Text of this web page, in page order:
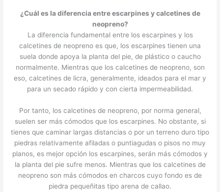
¿Cuál es la diferencia entre escarpines y calcetines de
neopreno?
La diferencia fundamental entre los escarpines y los
calcetines de neopreno es que, los escarpines tienen una
suela donde apoya la planta del pie, de plástico o caucho
normalmente. Mientras que los calcetines de neopreno, son
eso, calcetines de licra, generalmente, ideados para el mar y
para un secado rápido y con cierta impermeabilidad.
Por tanto, los calcetines de neopreno, por norma general,
suelen ser más cómodos que los escarpines. No obstante, si
tienes que caminar largas distancias o por un terreno duro tipo
piedras relativamente afiladas o puntiagudas o pisos no muy
planos, es mejor opción los escarpines, serán más cómodos y
la planta del pie sufre menos. Mientras que los calcetines de
neopreno son más cómodos en charcos cuyo fondo es de
piedra pequeñitas tipo arena de callao.